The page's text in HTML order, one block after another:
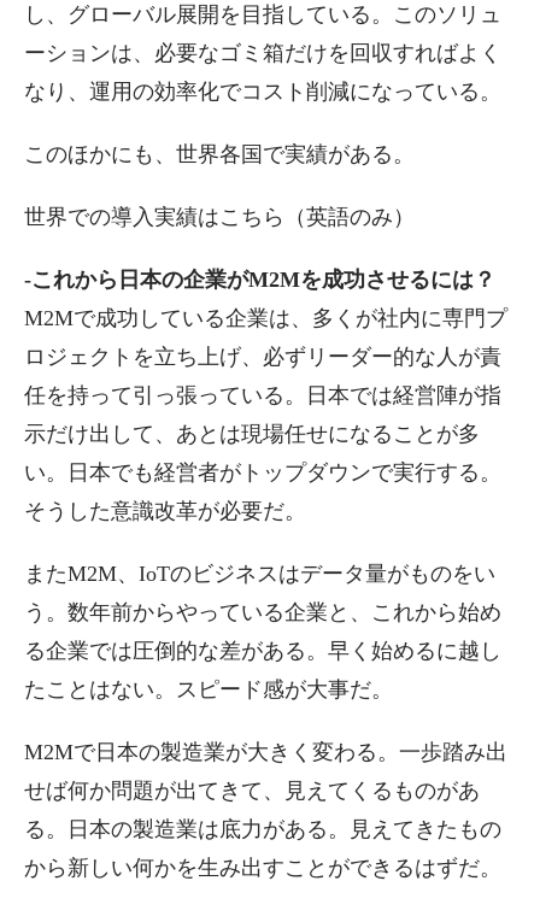
し、グローバル展開を目指している。このソリュ
ーションは、必要なゴミ箱だけを回収すればよく
なり、運用の効率化でコスト削減になっている。
このほかにも、世界各国で実績がある。
世界での導入実績はこちら（英語のみ）
-これから日本の企業がM2Mを成功させるには？
M2Mで成功している企業は、多くが社内に専門プ
ロジェクトを立ち上げ、必ずリーダー的な人が責
任を持って引っ張っている。日本では経営陣が指
示だけ出して、あとは現場任せになることが多
い。日本でも経営者がトップダウンで実行する。
そうした意識改革が必要だ。
またM2M、IoTのビジネスはデータ量がものをい
う。数年前からやっている企業と、これから始め
る企業では圧倒的な差がある。早く始めるに越し
たことはない。スピード感が大事だ。
M2Mで日本の製造業が大きく変わる。一歩踏み出
せば何か問題が出てきて、見えてくるものがあ
る。日本の製造業は底力がある。見えてきたもの
から新しい何かを生み出すことができるはずだ。